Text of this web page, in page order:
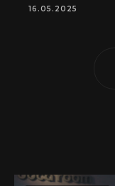
16.05.2025